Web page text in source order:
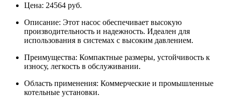
Цена: 24564 руб.
Описание: Этот насос обеспечивает высокую
производительность и надежность. Идеален для
использования в системах с высоким давлением.
Преимущества: Компактные размеры, устойчивость к
износу, легкость в обслуживании.
Область применения: Коммерческие и промышленные
котельные установки.